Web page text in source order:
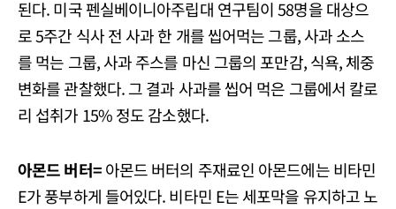
된다. 미국 펜실베이니아주립대 연구팀이 58명을 대상으
로 5주간 식사 전 사과 한 개를 씹어먹는 그룹, 사과 소스
를 먹는 그룹, 사과 주스를 마신 그룹의 포만감, 식욕, 체중
변화를 관찰했다. 그 결과 사과를 씹어 먹은 그룹에서 칼로
리 섭취가 15% 정도 감소했다.
아몬드 버터=아몬드 버터의 주재료인 아몬드에는 비타민
E가 풍부하게 들어있다. 비타민 E는 세포막을 유지하고 노